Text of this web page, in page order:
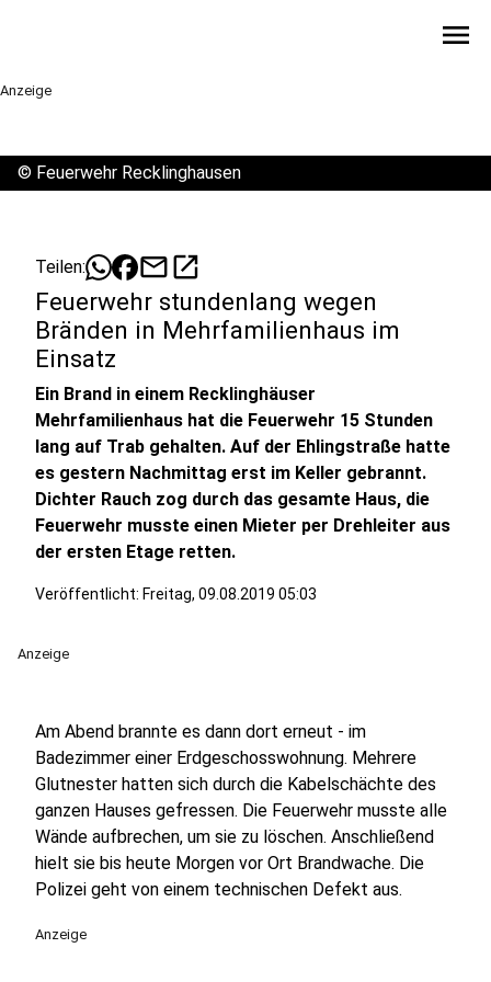
menu
Anzeige
© Feuerwehr Recklinghausen
Teilen: mailopen_in_new
Feuerwehr stundenlang wegen
Bränden in Mehrfamilienhaus im
Einsatz
Ein Brand in einem Recklinghäuser
Mehrfamilienhaus hat die Feuerwehr 15 Stunden
lang auf Trab gehalten. Auf der Ehlingstraße hatte
es gestern Nachmittag erst im Keller gebrannt.
Dichter Rauch zog durch das gesamte Haus, die
Feuerwehr musste einen Mieter per Drehleiter aus
der ersten Etage retten.
Veröffentlicht: Freitag, 09.08.2019 05:03
Anzeige
Am Abend brannte es dann dort erneut - im
Badezimmer einer Erdgeschosswohnung. Mehrere
Glutnester hatten sich durch die Kabelschächte des
ganzen Hauses gefressen. Die Feuerwehr musste alle
Wände aufbrechen, um sie zu löschen. Anschließend
hielt sie bis heute Morgen vor Ort Brandwache. Die
Polizei geht von einem technischen Defekt aus.
Anzeige